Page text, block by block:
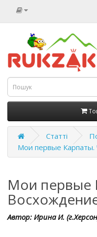
Статті
Мои первые Карпаты.
Мои первые
Автор: Ирина И.